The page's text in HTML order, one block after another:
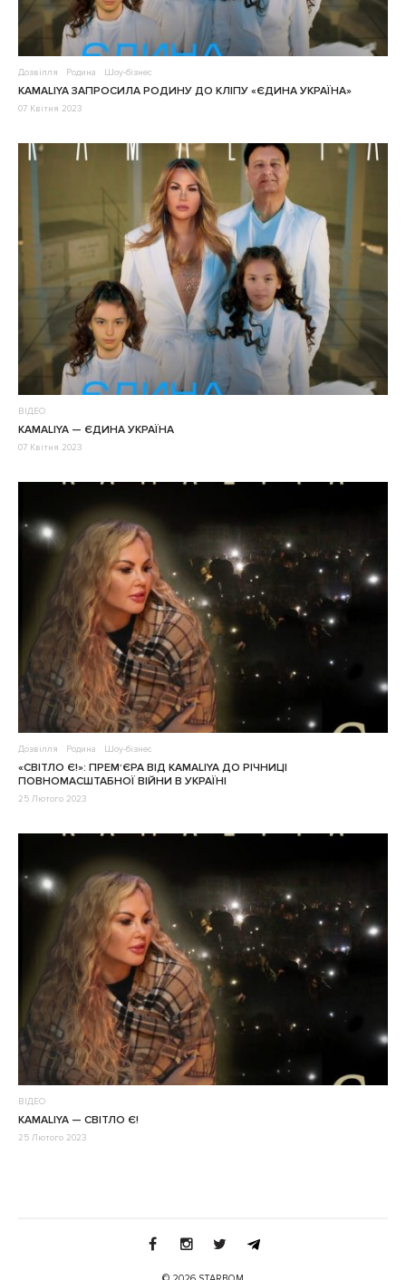
Дозвілля Родина Шоу-бізнес
KAMALIYA ЗАПРОСИЛА РОДИНУ ДО КЛІПУ «ЄДИНА УКРАЇНА»
07 Квітня 2023
ВІДЕО
KAMALIYA — ЄДИНА УКРАЇНА
07 Квітня 2023
Дозвілля Родина Шоу-бізнес
«СВІТЛО Є!»: ПРЕМ‘ЄРА ВІД KAMALIYA ДО РІЧНИЦІ
ПОВНОМАСШТАБНОЇ ВІЙНИ В УКРАЇНІ
25 Лютого 2023
ВІДЕО
KAMALIYA — СВІТЛО Є!
25 Лютого 2023